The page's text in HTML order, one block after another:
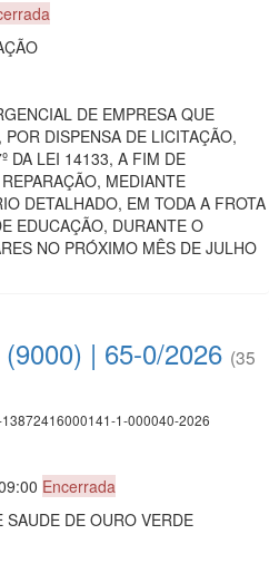
DE EMPRESA QUE
DISPENSA DE LICITAÇÃO,
DA LEI 14133, A FIM DE
MEDIANTE
DETALHADO, EM TODA A FROTA
EDUCAÇÃO, DURANTE O
NO PRÓXIMO MÊS DE JULHO
| 65-0/2026 (35
13872416000141-1-000040-2026
Encerrada
DE OURO VERDE